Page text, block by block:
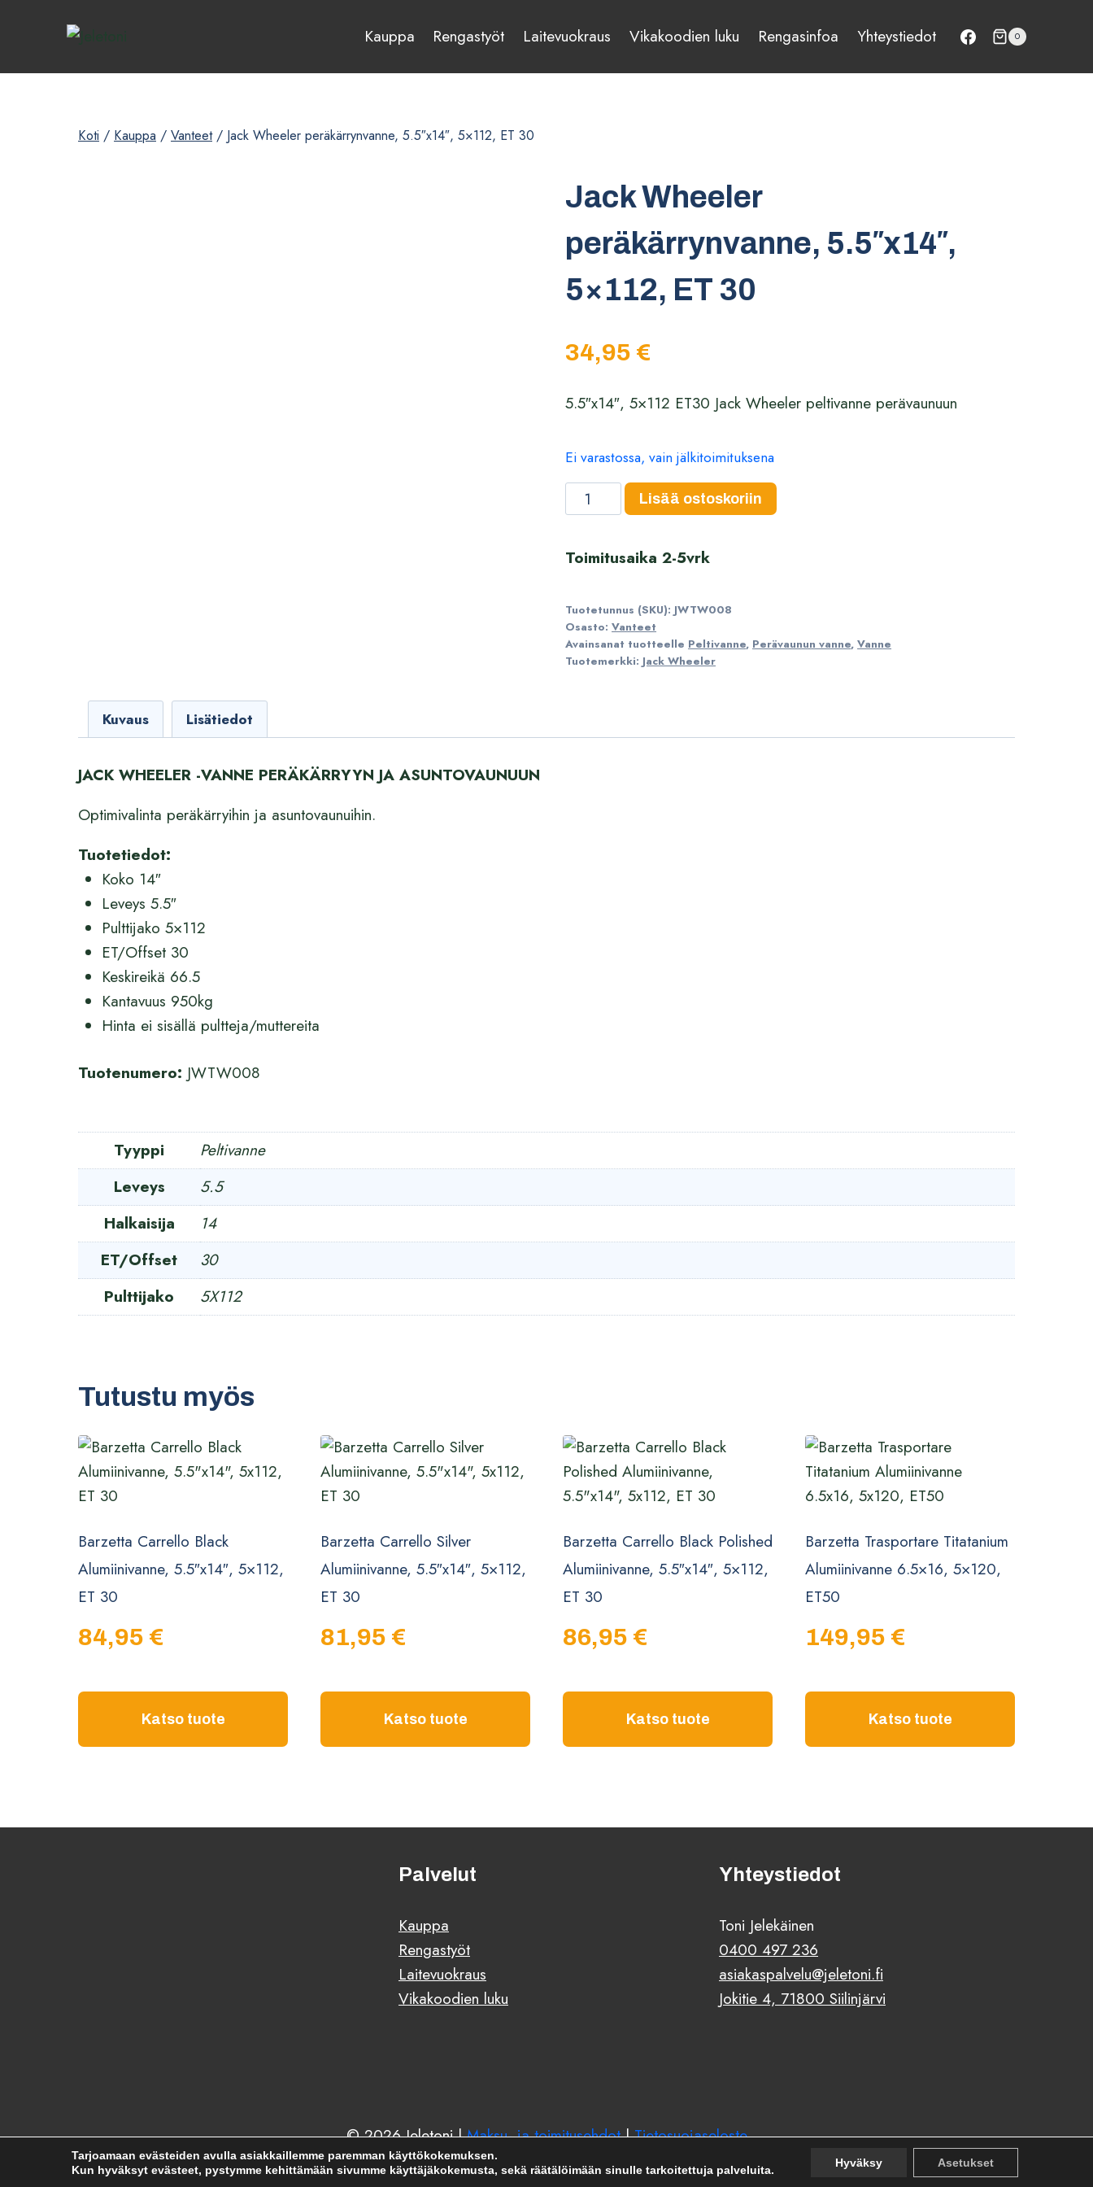
Kauppa Rengastyöt Laitevuokraus Vikakoodien luku Rengasinfoa Yhteystiedot 0
Koti / Kauppa / Vanteet / Jack Wheeler peräkärrynvanne, 5.5″x14″, 5×112, ET 30
Jack Wheeler
peräkärrynvanne, 5.5″x14″,
5×112, ET 30
34,95 €
5.5″x14″, 5×112 ET30 Jack Wheeler peltivanne perävaunuun
Ei varastossa, vain jälkitoimituksena
Jack
Wheeler
5.5"x14",
ET
30
määrä
Lisää ostoskoriin
Toimitusaika 2-5vrk
Tuotetunnus (SKU): JWTW008
Osasto:Vanteet
Avainsanat tuotteelle Peltivanne, Perävaunun vanne,Vanne
Tuotemerkki: Jack Wheeler
Kuvaus Lisätiedot
JACK WHEELER -VANNE PERÄKÄRRYYN JA ASUNTOVAUNUUN
Optimivalinta peräkärryihin ja asuntovaunuihin.
Tuotetiedot:
Koko 14″
Leveys 5.5″
Pulttijako 5×112
ET/Offset 30
Keskireikä 66.5
Kantavuus 950kg
Hinta ei sisällä pultteja/muttereita
Tuotenumero: JWTW008
Tyyppi
Peltivanne
Leveys
5.5
Halkaisija
14
ET/Offset
30
Pulttijako
5X112
Tutustu myös
Barzetta Carrello Black
Alumiinivanne, 5.5″x14″, 5×112,
ET 30
84,95 €
Katso tuote
Barzetta Carrello Silver
Alumiinivanne, 5.5″x14″, 5×112,
ET 30
81,95 €
Katso tuote
Barzetta Carrello Black Polished
Alumiinivanne, 5.5″x14″, 5×112,
ET 30
86,95 €
Katso tuote
Barzetta Trasportare Titatanium
Alumiinivanne 6.5×16, 5×120,
ET50
149,95 €
Katso tuote
Palvelut
Kauppa
Rengastyöt
Laitevuokraus
Vikakoodien luku
Yhteystiedot
Toni Jelekäinen
0400 497 236
asiakaspalvelu@jeletoni.fi
Jokitie 4, 71800 Siilinjärvi
© 2026 Jeletoni |Maksu- ja toimitusehdot|Tietosuojaseloste
Tarjoamaan evästeiden avulla asiakkaillemme paremman käyttökokemuksen.
Kun hyväksyt evästeet, pystymme kehittämään sivumme käyttäjäkokemusta, sekä räätälöimään sinulle tarkoitettuja palveluita.
Hyväksy Asetukset